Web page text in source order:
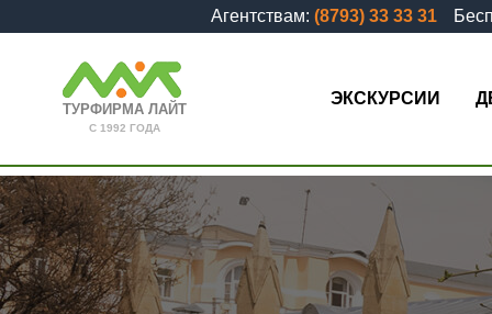
Агентствам: (8793) 33 33 31
ТУРФИРМА ЛАЙТ
С 1992 ГОДА
ЭКСКУРСИИ